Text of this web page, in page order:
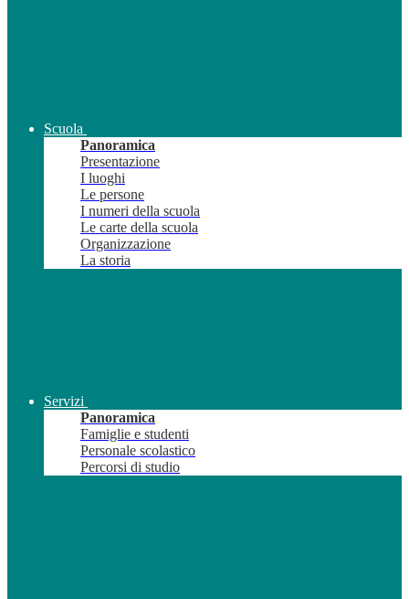
Scuola
Panoramica
Presentazione
I luoghi
Le persone
I numeri della scuola
Le carte della scuola
Organizzazione
La storia
Servizi
Panoramica
Famiglie e studenti
Personale scolastico
Percorsi di studio